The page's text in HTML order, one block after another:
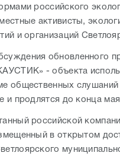
российского
активисты,
и организаций
обновленного
- объекта
общественных слушаний
и продлятся до конца
российской
в открытом